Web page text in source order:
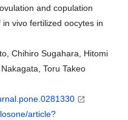
and copulation
vivo fertilized oocytes in
Chihiro Sugahara, Hitomi
Toru Takeo
article?